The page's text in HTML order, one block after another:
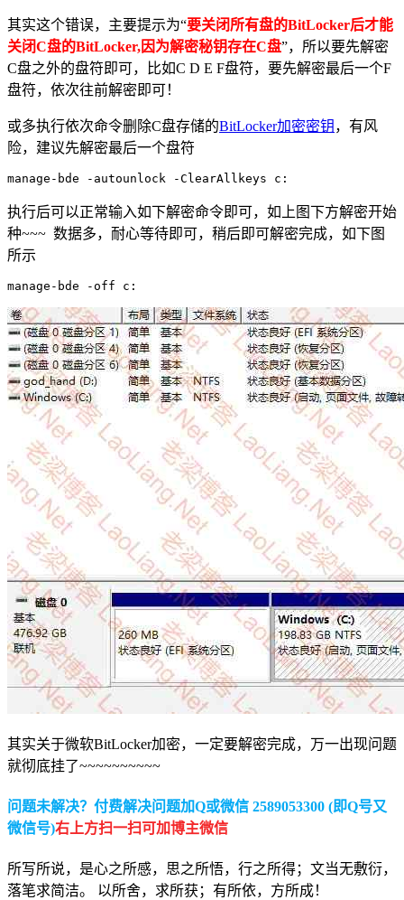
其实这个错误，主要提示为“要关闭所有盘的BitLocker后才能
关闭C盘的BitLocker,因为解密秘钥存在C盘”，所以要先解密
C盘之外的盘符即可，比如C D E F盘符，要先解密最后一个F
盘符，依次往前解密即可！
或多执行依次命令删除C盘存储的BitLocker加密密钥 ，有风
险，建议先解密最后一个盘符
manage-bde -autounlock -ClearAllkeys c:
执行后可以正常输入如下解密命令即可，如上图下方解密开始
种~~~ 数据多，耐心等待即可，稍后即可解密完成，如下图
所示
manage-bde -off c:
其实关于微软BitLocker加密，一定要解密完成，万一出现问题
就彻底挂了~~~~~~~~~~
问题未解决？付费解决问题加Q或微信 2589053300 (即Q号又
微信号)右上方扫一扫可加博主微信
所写所说，是心之所感，思之所悟，行之所得；文当无敷衍，
落笔求简洁。 以所舍，求所获；有所依，方所成！